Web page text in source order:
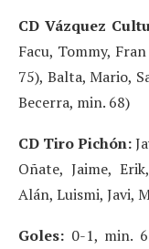
CD Vázquez
Facu, Tommy,
75), Balta, Mario,
Becerra, min. 68)
CD Tiro Pichón:
Oñate, Jaime,
Alán, Luismi, Javi,
Goles: 0-1, min.